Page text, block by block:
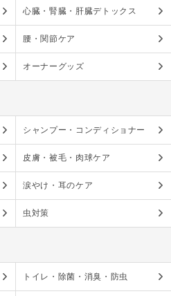
心臓・腎臓・肝臓デトックス
腰・関節ケア
オーナーグッズ
シャンプー・コンディショナー
皮膚・被毛・肉球ケア
涙やけ・耳のケア
虫対策
トイレ・除菌・消臭・防虫